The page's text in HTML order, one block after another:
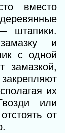
вместо
штапики.
и
с одной
замазкой,
их
или
от